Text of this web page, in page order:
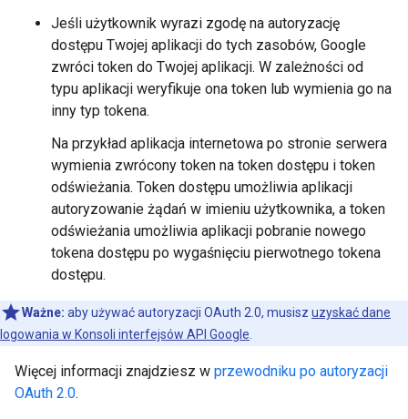
Jeśli użytkownik wyrazi zgodę na autoryzację
dostępu Twojej aplikacji do tych zasobów, Google
zwróci token do Twojej aplikacji. W zależności od
typu aplikacji weryfikuje ona token lub wymienia go na
inny typ tokena.
Na przykład aplikacja internetowa po stronie serwera
wymienia zwrócony token na token dostępu i token
odświeżania. Token dostępu umożliwia aplikacji
autoryzowanie żądań w imieniu użytkownika, a token
odświeżania umożliwia aplikacji pobranie nowego
tokena dostępu po wygaśnięciu pierwotnego tokena
dostępu.
Ważne: aby używać autoryzacji OAuth 2.0, musisz uzyskać dane
logowania w Konsoli interfejsów API Google
Więcej informacji znajdziesz w przewodniku po autoryzacji
OAuth 2.0.